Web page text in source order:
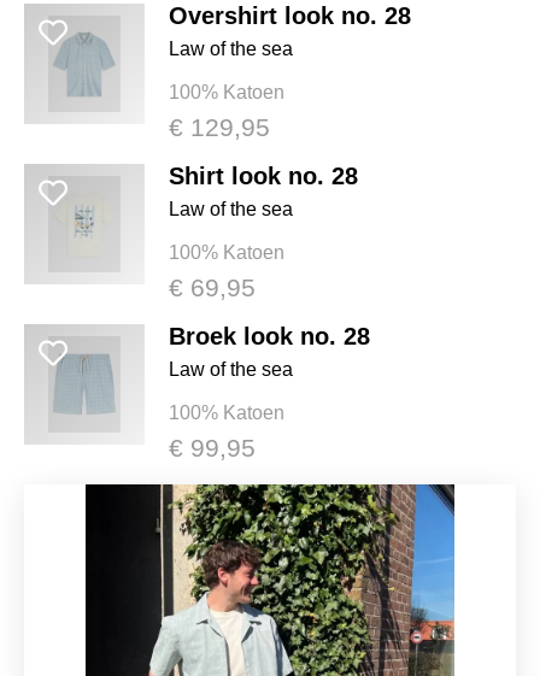
Overshirt look no. 28
Law of the sea
100% Katoen
€ 129,95
Shirt look no. 28
Law of the sea
100% Katoen
€ 69,95
Broek look no. 28
Law of the sea
100% Katoen
€ 99,95